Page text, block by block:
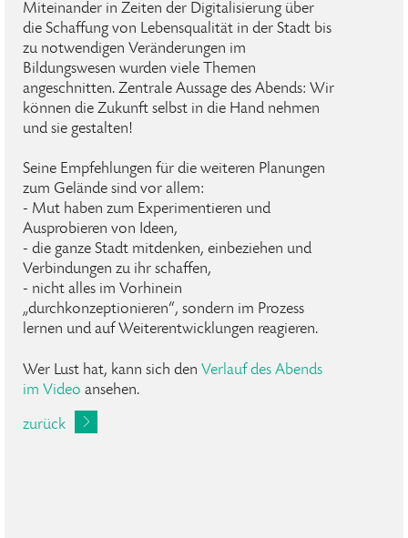
Miteinander in Zeiten der Digitalisierung über
die Schaffung von Lebensqualität in der Stadt bis
zu notwendigen Veränderungen im
Bildungswesen wurden viele Themen
angeschnitten. Zentrale Aussage des Abends: Wir
können die Zukunft selbst in die Hand nehmen
und sie gestalten!
Seine Empfehlungen für die weiteren Planungen
zum Gelände sind vor allem:
- Mut haben zum Experimentieren und
Ausprobieren von Ideen,
- die ganze Stadt mitdenken, einbeziehen und
Verbindungen zu ihr schaffen,
- nicht alles im Vorhinein
„durchkonzeptionieren“, sondern im Prozess
lernen und auf Weiterentwicklungen reagieren.
Wer Lust hat, kann sich den Verlauf des Abends
im Video ansehen.
zurück